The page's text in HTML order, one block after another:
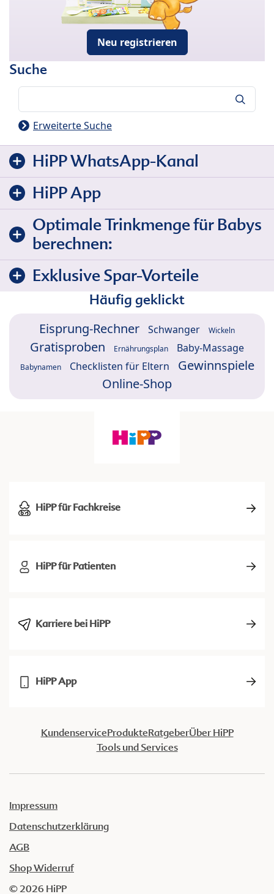
Neu registrieren
Suche
Erweiterte Suche
HiPP WhatsApp-Kanal
HiPP App
Optimale Trinkmenge für Babys
berechnen:
Exklusive Spar-Vorteile
Häufig geklickt
Eisprung-Rechner Schwanger Wickeln
Gratisproben Ernährungsplan Baby-Massage
Babynamen Checklisten für Eltern
Gewinnspiele
Online-Shop
HiPP für Fachkreise
HiPP für Patienten
Karriere bei HiPP
HiPP App
KundenserviceProdukteRatgeberÜber HiPP
Tools und Services
Impressum
Datenschutzerklärung
AGB
Shop Widerruf
© 2026 HiPP